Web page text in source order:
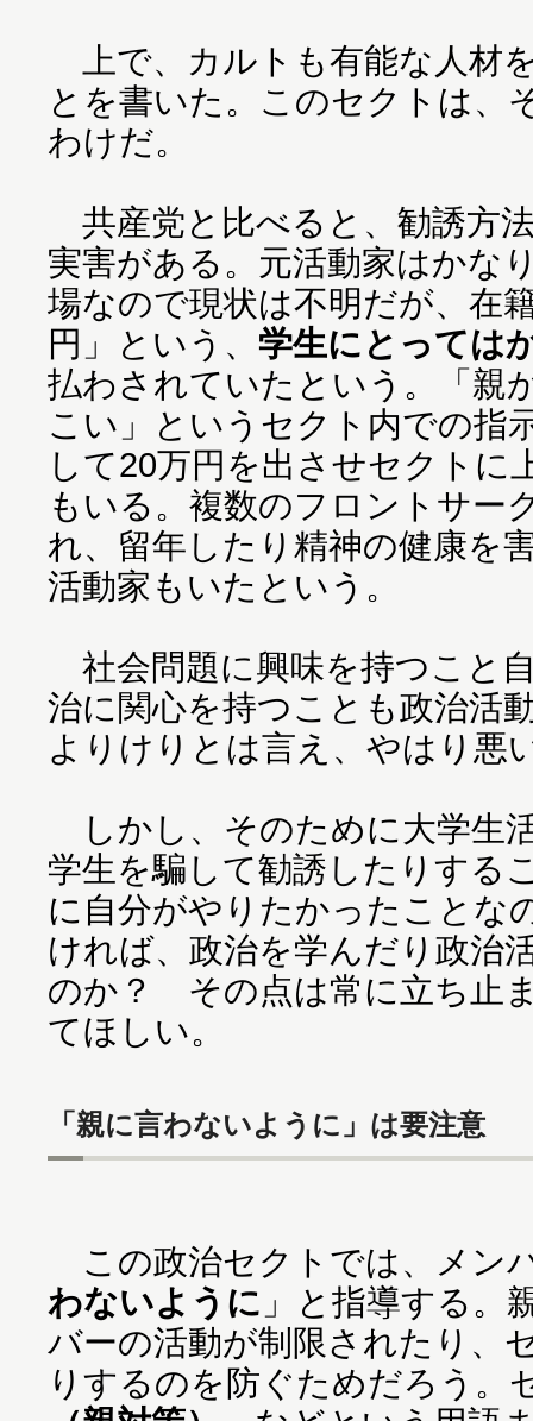
上で、カルトも有能な人材
とを書いた。このセクトは、
わけだ。
共産党と比べると、勧誘方
実害がある。元活動家はかな
場なので現状は不明だが、在
円」という、 学生にとっては
払わされていたという。「親
こい」というセクト内での指
して20万円を出させセクトに
もいる。複数のフロントサー
れ、留年したり精神の健康を
活動家もいたという。
社会問題に興味を持つこと
治に関心を持つことも政治活
よりけりとは言え、やはり悪
しかし、そのために大学生
学生を騙して勧誘したりする
に自分がやりたかったこと
ければ、政治を学んだり政治
のか？ その点は常に立ち止
てほしい。
「親に言わないように」は要注意
この政治セクトでは、メン
わないように 」と指導する。
バーの活動が制限されたり、
りするのを防ぐためだろう。